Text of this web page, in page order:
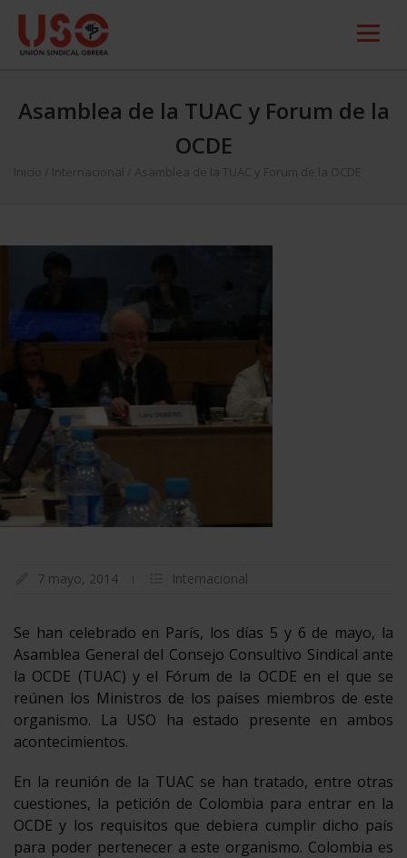
Asamblea de la TUAC y Forum de la
OCDE
Inicio Internacional Asamblea de la TUAC y Forum de la OCDE
7 mayo, 2014 Internacional
Se han celebrado en París, los días 5 y 6 de mayo, la
Asamblea General del Consejo Consultivo Sindical ante
la OCDE (TUAC) y el Fórum de la OCDE en el que se
reúnen los Ministros de los países miembros de este
organismo. La USO ha estado presente en ambos
acontecimientos.
En la reunión de la TUAC se han tratado, entre otras
cuestiones, la petición de Colombia para entrar en la
OCDE y los requisitos que debiera cumplir dicho país
para poder pertenecer a este organismo. Colombia es